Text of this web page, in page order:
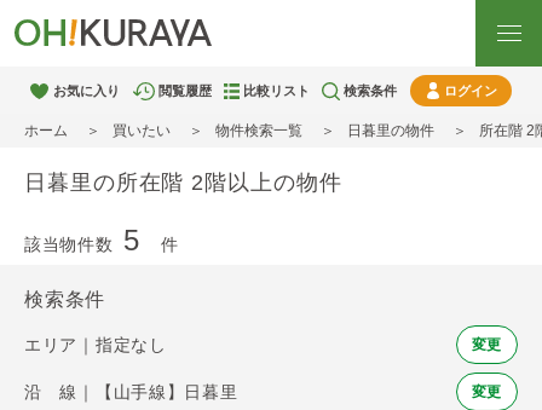
お気に入り 閲覧履歴 比較リスト 検索条件 ログイン
ホーム 買いたい 物件検索一覧 日暮里の物件 所在階 2
日暮里の所在階 2階以上の物件
該当物件数 5 件
検索条件
エリア｜指定なし 変更
沿 線｜【山手線】日暮里 変更